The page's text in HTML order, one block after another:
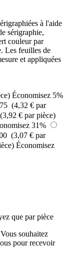
à l'aide
sérigraphie,
couleur par
Les feuilles de
et appliquées
Économisez 5%
75 (4,32 € par
€ par pièce)
31%
(3,07 € par
Économisez
que par pièce
Vous souhaitez
pour recevoir